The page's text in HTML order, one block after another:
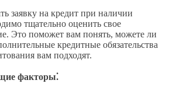
заявку на кредит при наличии
тщательно оценить свое
Это поможет вам понять, можете ли
кредитные обязательства
вам подходят.
факторы⁚